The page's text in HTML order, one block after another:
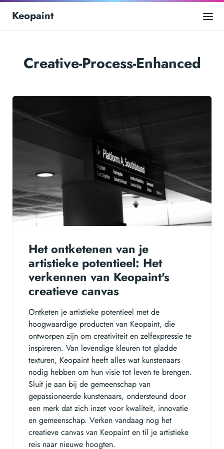
Keopaint
Creative-Process-Enhanced
Het ontketenen van je
artistieke potentieel: Het
verkennen van Keopaint's
creatieve canvas
Ontketen je artistieke potentieel met de
hoogwaardige producten van Keopaint, die
ontworpen zijn om creativiteit en zelfexpressie te
inspireren. Van levendige kleuren tot gladde
texturen, Keopaint heeft alles wat kunstenaars
nodig hebben om hun visie tot leven te brengen.
Sluit je aan bij de gemeenschap van
gepassioneerde kunstenaars, ondersteund door
een merk dat zich inzet voor kwaliteit, innovatie
en gemeenschap. Verken vandaag nog het
creatieve canvas van Keopaint en til je artistieke
reis naar nieuwe hoogten.